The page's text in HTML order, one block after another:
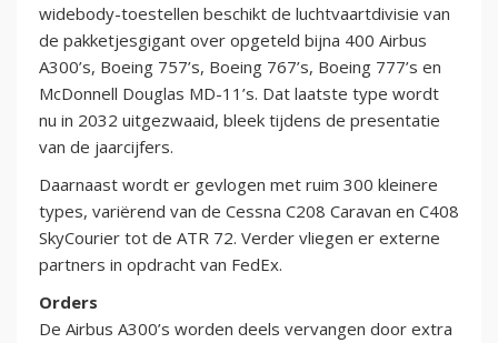
widebody-toestellen beschikt de luchtvaartdivisie van
de pakketjesgigant over opgeteld bijna 400 Airbus
A300’s, Boeing 757’s, Boeing 767’s, Boeing 777’s en
McDonnell Douglas MD-11’s. Dat laatste type wordt
nu in 2032 uitgezwaaid, bleek tijdens de presentatie
van de jaarcijfers.
Daarnaast wordt er gevlogen met ruim 300 kleinere
types, variërend van de Cessna C208 Caravan en C408
SkyCourier tot de ATR 72. Verder vliegen er externe
partners in opdracht van FedEx.
Orders
De Airbus A300’s worden deels vervangen door extra